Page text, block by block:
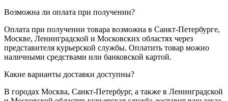
Возможна ли оплата при получении?
Оплата при получении товара возможна в Санкт-Петербурге,
Москве, Ленинградской и Московских областях через
представителя курьерской службы. Оплатить товар можно
наличными средствами или банковской картой.
Какие варианты доставки доступны?
В городах Москва, Санкт-Петербург, а также в Ленинградской